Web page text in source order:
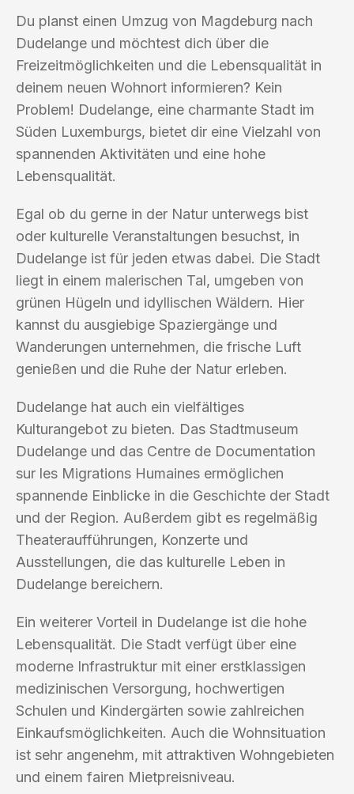
Du planst einen Umzug von Magdeburg nach
Dudelange und möchtest dich über die
Freizeitmöglichkeiten und die Lebensqualität in
deinem neuen Wohnort informieren? Kein
Problem! Dudelange, eine charmante Stadt im
Süden Luxemburgs, bietet dir eine Vielzahl von
spannenden Aktivitäten und eine hohe
Lebensqualität.
Egal ob du gerne in der Natur unterwegs bist
oder kulturelle Veranstaltungen besuchst, in
Dudelange ist für jeden etwas dabei. Die Stadt
liegt in einem malerischen Tal, umgeben von
grünen Hügeln und idyllischen Wäldern. Hier
kannst du ausgiebige Spaziergänge und
Wanderungen unternehmen, die frische Luft
genießen und die Ruhe der Natur erleben.
Dudelange hat auch ein vielfältiges
Kulturangebot zu bieten. Das Stadtmuseum
Dudelange und das Centre de Documentation
sur les Migrations Humaines ermöglichen
spannende Einblicke in die Geschichte der Stadt
und der Region. Außerdem gibt es regelmäßig
Theateraufführungen, Konzerte und
Ausstellungen, die das kulturelle Leben in
Dudelange bereichern.
Ein weiterer Vorteil in Dudelange ist die hohe
Lebensqualität. Die Stadt verfügt über eine
moderne Infrastruktur mit einer erstklassigen
medizinischen Versorgung, hochwertigen
Schulen und Kindergärten sowie zahlreichen
Einkaufsmöglichkeiten. Auch die Wohnsituation
ist sehr angenehm, mit attraktiven Wohngebieten
und einem fairen Mietpreisniveau.